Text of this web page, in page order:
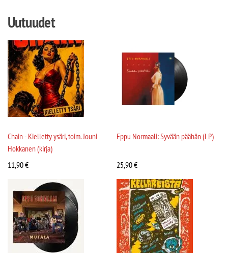
Uutuudet
Chain - Kielletty ysäri, toim. Jouni
Hokkanen (kirja)
11,90€
Eppu Normaali: Syvään päähän (LP)
25,90€